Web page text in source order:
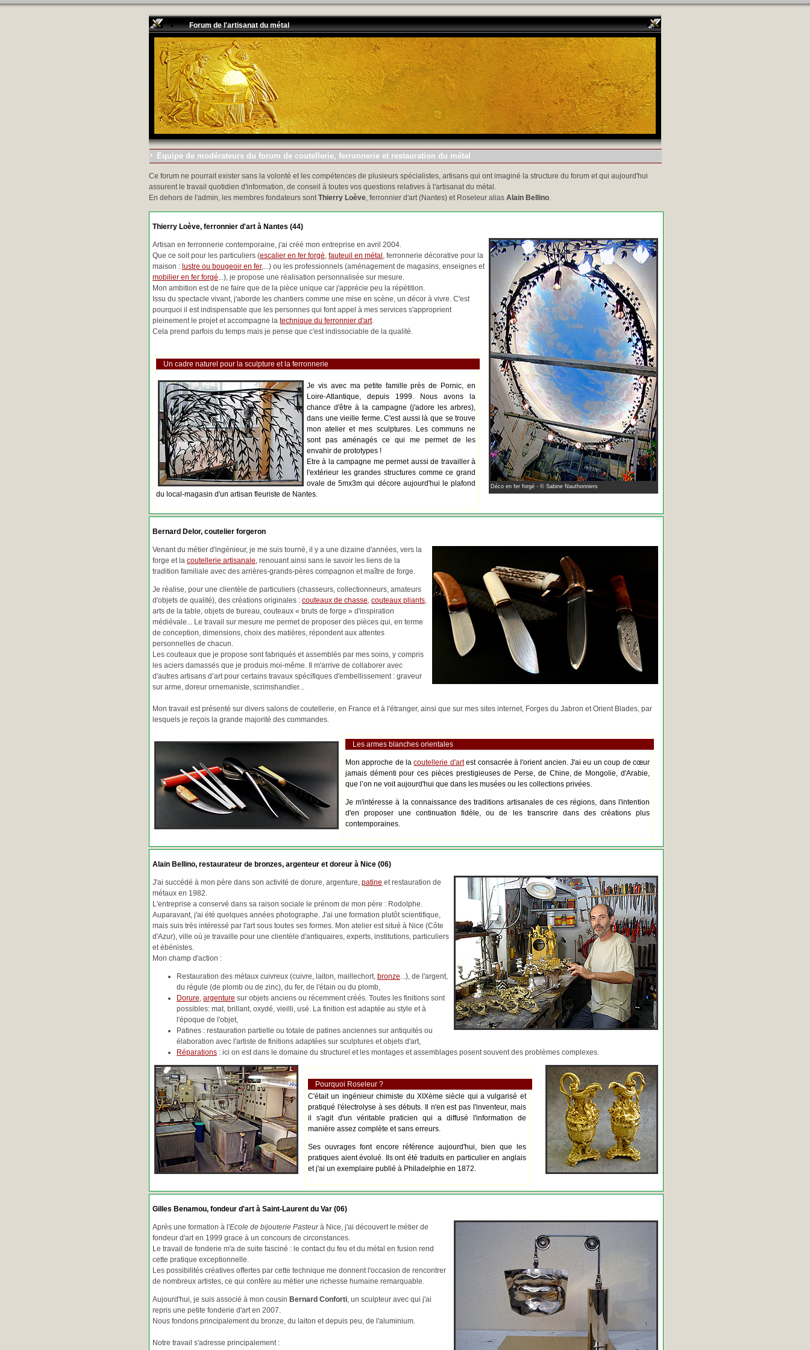
Forum de l'artisanat du métal
Equipe de modérateurs du forum de coutellerie, ferronnerie et restauration du métal
Ce forum ne pourrait exister sans la volonté et les compétences de plusieurs spécialistes, artisans qui ont imaginé la structure du forum et qui aujourd'hui
assurent le travail quotidien d'information, de conseil à toutes vos questions relatives à l'artisanat du métal.
En dehors de l'admin, les membres fondateurs sontThierry Loève, ferronnier d'art (Nantes) et Roseleur alias Alain Bellino.
Thierry Loève, ferronnier d'art à Nantes (44)
Déco en fer forgé - © Sabine Nauthonniers
Artisan en ferronnerie contemporaine, j'ai créé mon entreprise en avril 2004.
Que ce soit pour les particuliers (escalier en fer forgé, fauteuil en métal , ferronnerie décorative pour la
maison : lustre ou bougeoir en fer,...) ou les professionnels (aménagement de magasins, enseignes et
mobilier en fer forgé...), je propose une réalisation personnalisée sur mesure.
Mon ambition est de ne faire que de la pièce unique car j'apprécie peu la répétition.
Issu du spectacle vivant, j'aborde les chantiers comme une mise en scène, un décor à vivre. C'est
pourquoi il est indispensable que les personnes qui font appel à mes services s'approprient
pleinement le projet et accompagne la technique du ferronnier d'art.
Cela prend parfois du temps mais je pense que c'est indissociable de la qualité.
Un cadre naturel pour la sculpture et la ferronnerie
Je vis avec ma petite famille près de Pornic, en
Loire-Atlantique, depuis 1999. Nous avons la
chance d'être à la campagne (j'adore les arbres),
dans une vieille ferme. C'est aussi là que se trouve
mon atelier et mes sculptures. Les communs ne
sont pas aménagés ce qui me permet de les
envahir de prototypes !
Etre à la campagne me permet aussi de travailler à
l'extérieur les grandes structures comme ce grand
ovale de 5mx3m qui décore aujourd'hui le plafond
du local-magasin d'un artisan fleuriste de Nantes.
Bernard Delor, coutelier forgeron
Venant du métier d'ingénieur, je me suis tourné, il y a une dizaine d'années, vers la
forge et la coutellerie artisanale, renouant ainsi sans le savoir les liens de la
tradition familiale avec des arrières-grands-pères compagnon et maître de forge.
Je réalise, pour une clientèle de particuliers (chasseurs, collectionneurs, amateurs
d'objets de qualité), des créations originales : couteaux de chasse, couteaux pliants,
arts de la table, objets de bureau, couteaux « bruts de forge » d'inspiration
médiévale... Le travail sur mesure me permet de proposer des pièces qui, en terme
de conception, dimensions, choix des matières, répondent aux attentes
personnelles de chacun.
Les couteaux que je propose sont fabriqués et assemblés par mes soins, y compris
les aciers damassés que je produis moi-même. Il m'arrive de collaborer avec
d'autres artisans d’art pour certains travaux spécifiques d'embellissement : graveur
sur arme, doreur ornemaniste, scrimshandler...
Mon travail est présenté sur divers salons de coutellerie, en France et à l'étranger, ainsi que sur mes sites internet, Forges du Jabron et Orient Blades, par
lesquels je reçois la grande majorité des commandes.
Les armes blanches orientales
Mon approche de lacoutellerie d'artest consacrée à l'orient ancien. J'ai eu un coup de cœur
jamais démenti pour ces pièces prestigieuses de Perse, de Chine, de Mongolie, d'Arabie,
que l’on ne voit aujourd'hui que dans les musées ou les collections privées.
Je m'intéresse à la connaissance des traditions artisanales de ces régions, dans l'intention
d'en proposer une continuation fidèle, ou de les transcrire dans des créations plus
contemporaines.
Alain Bellino, restaurateur de bronzes, argenteur et doreur à Nice (06)
J'ai succédé à mon père dans son activité de dorure, argenture, patine et restauration de
métaux en 1982.
L'entreprise a conservé dans sa raison sociale le prénom de mon père : Rodolphe.
Auparavant, j'ai été quelques années photographe. J'ai une formation plutôt scientifique,
mais suis très intéressé par l'art sous toutes ses formes. Mon atelier est situé à Nice (Côte
d'Azur), ville où je travaille pour une clientèle d'antiquaires, experts, institutions, particuliers
et ébénistes.
Mon champ d'action :
Restauration des métaux cuivreux (cuivre, laiton, maillechort, bronze...), de l'argent,
du régule (de plomb ou de zinc), du fer, de l'étain ou du plomb,
Dorure, argenture sur objets anciens ou récemment créés. Toutes les finitions sont
possibles: mat, brillant, oxydé, vieilli, usé. La finition est adaptée au style et à
l'époque de l'objet,
Patines : restauration partielle ou totale de patines anciennes sur antiquités ou
élaboration avec l'artiste de finitions adaptées sur sculptures et objets d'art,
Réparations : ici on est dans le domaine du structurel et les montages et assemblages posent souvent des problèmes complexes.
Pourquoi Roseleur ?
C'était un ingénieur chimiste du XIXème siècle qui a vulgarisé et
pratiqué l'électrolyse à ses débuts. Il n'en est pas l'inventeur, mais
il s'agit d'un véritable praticien qui a diffusé l'information de
manière assez complète et sans erreurs.
Ses ouvrages font encore référence aujourd'hui, bien que les
pratiques aient évolué. Ils ont été traduits en particulier en anglais
et j'ai un exemplaire publié à Philadelphie en 1872.
Gilles Benamou, fondeur d'art à Saint-Laurent du Var (06)
Après une formation à l'Ecole de bijouterie Pasteurà Nice, j'ai découvert le métier de
fondeur d'art en 1999 grace à un concours de circonstances.
Le travail de fonderie m'a de suite fasciné : le contact du feu et du métal en fusion rend
cette pratique exceptionnelle.
Les possibilités créatives offertes par cette technique me donnent l'occasion de rencontrer
de nombreux artistes, ce qui confère au métier une richesse humaine remarquable.
Aujourd'hui, je suis associé à mon cousin Bernard Conforti, un sculpteur avec qui j'ai
repris une petite fonderie d'art en 2007.
Nous fondons principalement du bronze, du laiton et depuis peu, de l'aluminium.
Notre travail s'adresse principalement :